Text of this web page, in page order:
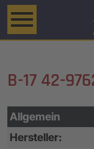
B-17 42-
Allgemein
Hersteller: